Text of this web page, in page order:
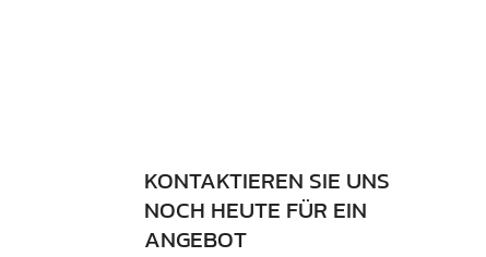
KONTAKTIEREN SIE UNS
NOCH HEUTE FÜR EIN
ANGEBOT